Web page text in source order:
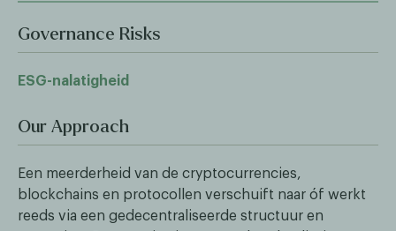
Governance Risks
ESG-nalatigheid
Our Approach
Een meerderheid van de cryptocurrencies,
blockchains en protocollen verschuift naar óf werkt
reeds via een gedecentraliseerde structuur en